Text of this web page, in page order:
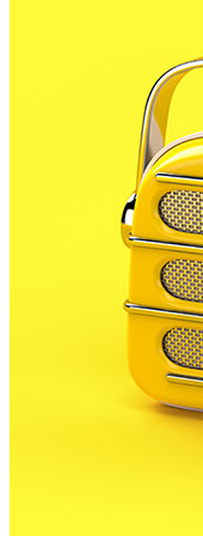
triat per aquesta
Malgrat de Mar.
terme diverses
Concretament,
interessades
estiraments, ‘total
Totes les activitats
per participar. Pel
pilates i total body
total body i
al matí